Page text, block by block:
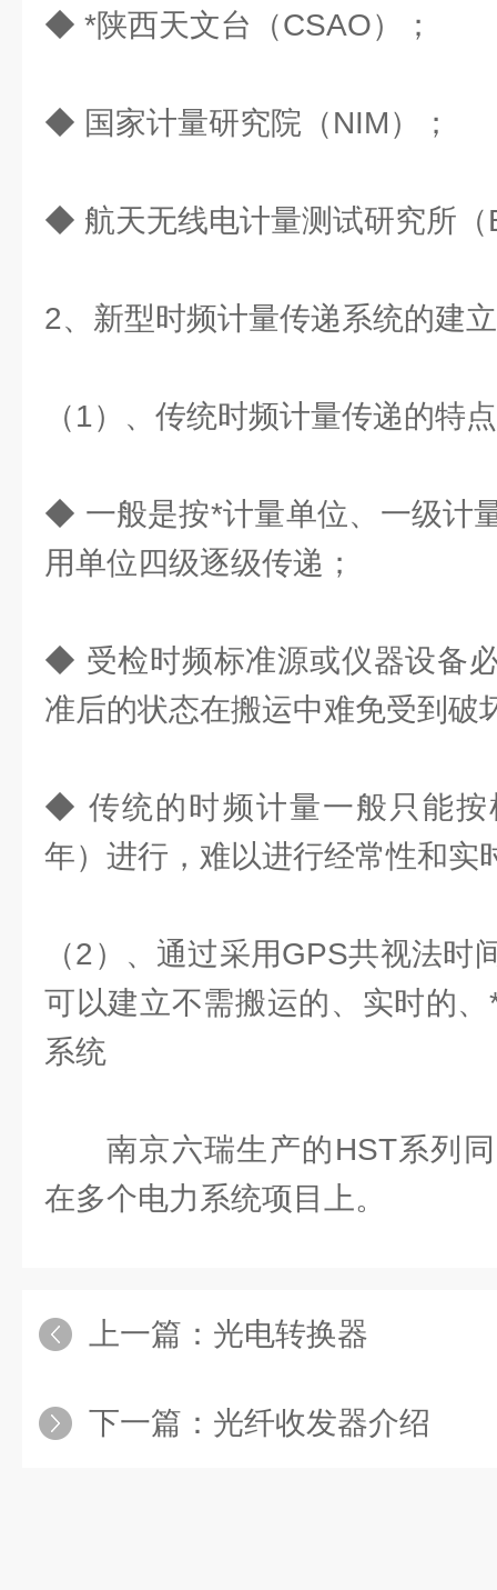
◆ *陕西天文台（CSAO）；
◆ 国家计量研究院（NIM）；
◆ 航天无线电计量测试研究所（
2、新型时频计量传递系统的建立
（1）、传统时频计量传递的特
◆ 一般是按*计量单位、一级计
用单位四级逐级传递；
◆ 受检时频标准源或仪器设备
准后的状态在搬运中难免受到破
◆ 传统的时频计量一般只能按
年）进行，难以进行经常性和实
（2）、通过采用GPS共视法时
可以建立不需搬运的、实时的
系统
南京六瑞生产的HST系列
在多个电力系统项目上。
上一篇： 光电转换器
下一篇： 光纤收发器介绍